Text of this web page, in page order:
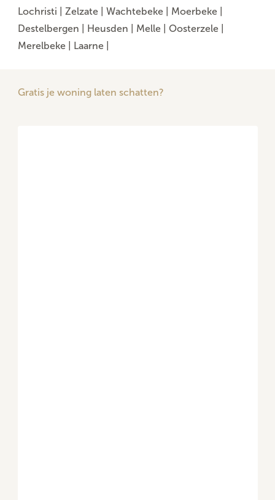
Lochristi
Zelzate| Wachtebeke| Moerbeke|
Destelbergen
Heusden Melle| Oosterzele|
Merelbeke| Laarne|
Gratis je woning laten schatten?